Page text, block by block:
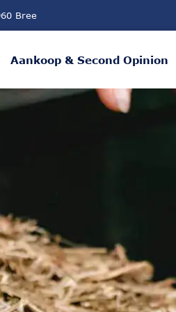
Bree
Aankoop & Second Opinion